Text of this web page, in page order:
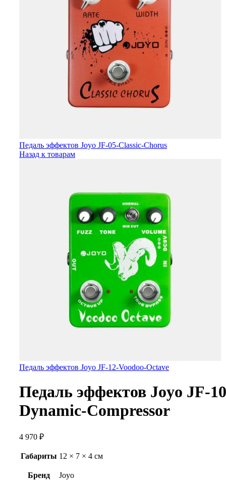
Педаль эффектов Joyo JF-05-Classic-Chorus
Назад к товарам
Педаль эффектов Joyo JF-12-Voodoo-Octave
Педаль эффектов Joyo JF-
Dynamic-Compressor
4 970 ₽
Габариты 12 × 7 × 4 см
Бренд Joyo